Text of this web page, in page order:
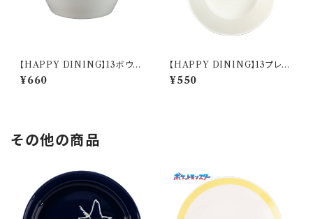
【HAPPY DINING】13ボウル
(ホワイト)【YMK120】 YMK12
1-358
¥660
【HAPPY DINING】13プレー
ト(ホワイト)【YMK120】 YMK
121-257
¥550
その他の商品